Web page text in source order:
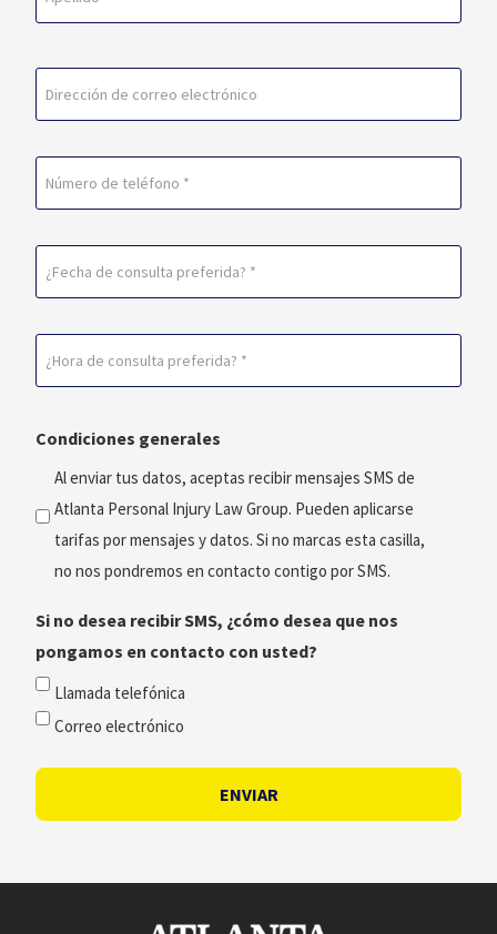
primer
electrónico
Teléfono
de
preferida
(Obligatorio)
de
preferido
(Obligatorio)
Condiciones generales
Al enviar tus datos, aceptas recibir mensajes SMS de
Atlanta Personal Injury Law Group. Pueden aplicarse
tarifas por mensajes y datos. Si no marcas esta casilla,
no nos pondremos en contacto contigo por SMS.
Si no desea recibir SMS, ¿cómo desea que nos
pongamos en contacto con usted?
Llamada telefónica
Correo electrónico
ENVIAR